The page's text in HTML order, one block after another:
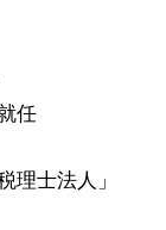
任
理士法人」